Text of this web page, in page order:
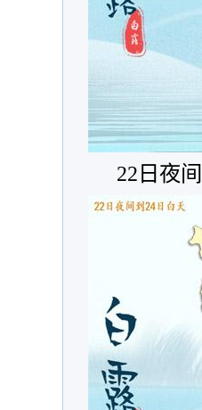
22日夜